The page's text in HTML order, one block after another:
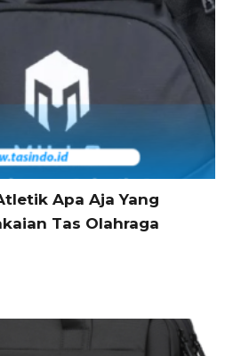
Apa Aja Yang
Tas Olahraga